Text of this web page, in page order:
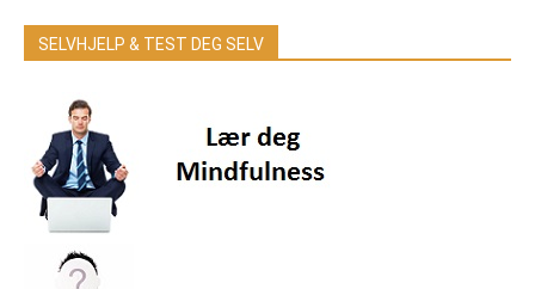
SELVHJELP & TEST DEG SELV